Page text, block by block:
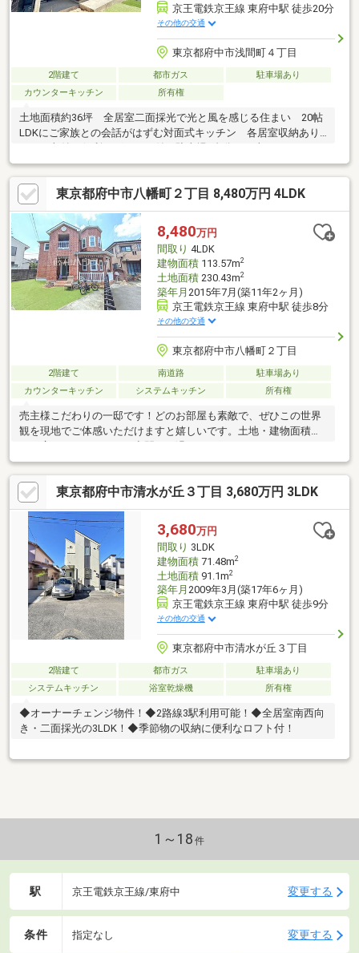
京王電鉄京王線 東府中駅 徒歩20分
その他の交通
東京都府中市浅間町４丁目
2階建て 都市ガス
駐車場あり
カウンターキッチン
所有権
土地面積約36坪 全居室二面採光で光と風を感じる住まい 20帖
LDKにご家族との会話がはずむ対面式キッチン 各居室収納あり
ぜひご覧ください
東京都府中市八幡町２丁目 8,480万円 4LDK
8,480万円
間取り 4LDK
建物面積113.57m2
土地面積230.43m2
築年月 2015年7月(築11年2ヶ月)
京王電鉄京王線 東府中駅 徒歩8分
その他の交通
東京都府中市八幡町２丁目
2階建て 南道路
駐車場あり
カウンターキッチン
システムキッチン 所有権
売主様こだわりの一邸です！どのお部屋も素敵で、ぜひこの世界
観を現地でご体感いただけますと嬉しいです。土地・建物面積と
もに広めで、ゆとりある空間でお過ごしいただけます。
東京都府中市清水が丘３丁目 3,680万円 3LDK
3,680万円
間取り 3LDK
建物面積71.48m2
土地面積91.1m2
築年月 2009年3月(築17年6ヶ月)
京王電鉄京王線 東府中駅 徒歩9分
その他の交通
東京都府中市清水が丘３丁目
2階建て 都市ガス
駐車場あり
システムキッチン
浴室乾燥機 所有権
◆オーナーチェンジ物件！◆2路線3駅利用可能！◆全居室南西向
き・二面採光の3LDK！◆季節物の収納に便利なロフト付！
1～18 件
駅 京王電鉄京王線/東府中 変更する
条件 指定なし 変更する